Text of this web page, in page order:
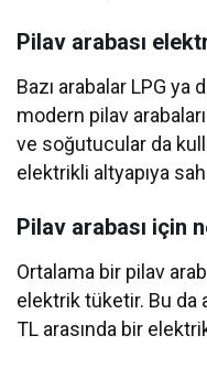
Pilav arabası
Bazı arabalar LPG ya
modern pilav
ve soğutucular da
elektrikli altyapıya
Pilav arabası için
Ortalama bir pilav
elektrik tüketir. Bu da
TL arasında bir